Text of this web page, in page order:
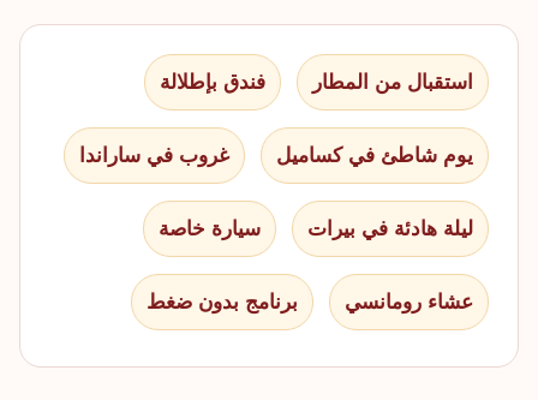
استقبال من المطار فندق بإطلالة
يوم شاطئ في كساميل غروب في ساراندا
ليلة هادئة في بيرات سيارة خاصة
عشاء رومانسي برنامج بدون ضغط